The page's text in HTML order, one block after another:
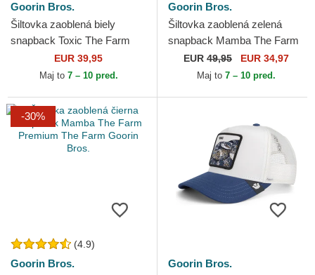
Goorin Bros.
Šiltovka zaoblená biely
snapback Toxic The Farm
Goorin Bros.EUR 39,95
Maj to 7 – 10 pred.
Goorin Bros.
Šiltovka zaoblená zelená
snapback Mamba The Farm
Premium The Farm Goorin
EUR 49,95 EUR 34,97
Maj to 7 – 10 pred.
-30%
(4.9)
Goorin Bros. Goorin Bros.